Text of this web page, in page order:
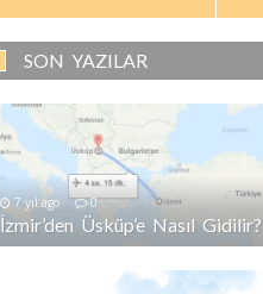
SON YAZILAR
7 yıl ago 0
İzmir’den Üsküp’e Nasıl Gidilir?